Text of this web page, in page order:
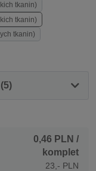
tkanin)
tkanin)
tkanin)
0,46 PLN /
komplet
23,- PLN